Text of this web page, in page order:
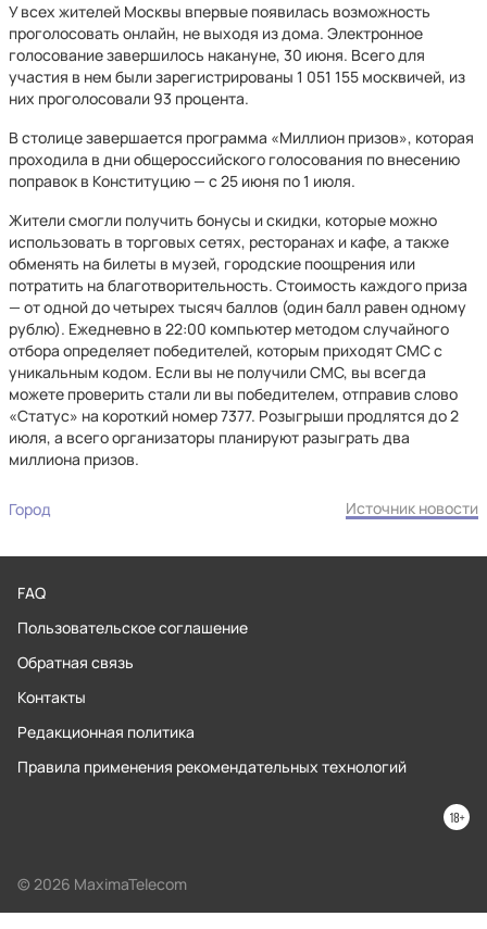
У всех жителей Москвы впервые появилась возможность
проголосовать онлайн, не выходя из дома. Электронное
голосование завершилось накануне, 30 июня. Всего для
участия в нем были зарегистрированы 1 051 155 москвичей, из
них проголосовали 93 процента.
В столице завершается программа «Миллион призов», которая
проходила в дни общероссийского голосования по внесению
поправок в Конституцию — с 25 июня по 1 июля.
Жители смогли получить бонусы и скидки, которые можно
использовать в торговых сетях, ресторанах и кафе, а также
обменять на билеты в музей, городские поощрения или
потратить на благотворительность. Стоимость каждого приза
— от одной до четырех тысяч баллов (один балл равен одному
рублю). Ежедневно в 22:00 компьютер методом случайного
отбора определяет победителей, которым приходят СМС с
уникальным кодом. Если вы не получили СМС, вы всегда
можете проверить стали ли вы победителем, отправив слово
«Статус» на короткий номер 7377. Розыгрыши продлятся до 2
июля, а всего организаторы планируют разыграть два
миллиона призов.
Город Источник новости
FAQ
Пользовательское соглашение
Обратная связь
Контакты
Редакционная политика
Правила применения рекомендательных технологий
© 2026 MaximaTelecom